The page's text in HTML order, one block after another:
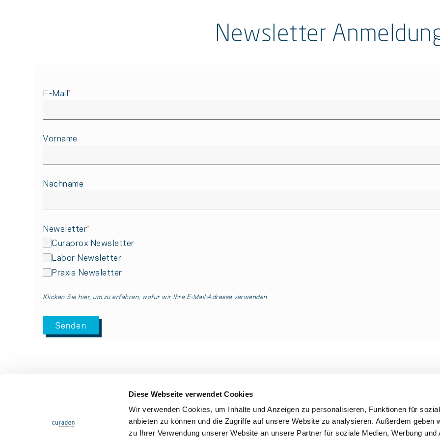
Diese Webseite verwendet Cookies
Wir verwenden Cookies, um Inhalte und Anzeigen zu personalisieren, Funktionen für
anbieten zu können und die Zugriffe auf unsere Website zu analysieren. Außerdem geben
zu Ihrer Verwendung unserer Website an unsere Partner für soziale Medien, Werbung und
Newsletter
E-Mail *
Vorname
Nachname
Newsletter*
Curaprox Newsletter
Labor Newsletter
Praxis Newsletter
Klicken Sie hier, um zu erfahren, wofür wir Ihre E-Mail-Adresse verwenden.